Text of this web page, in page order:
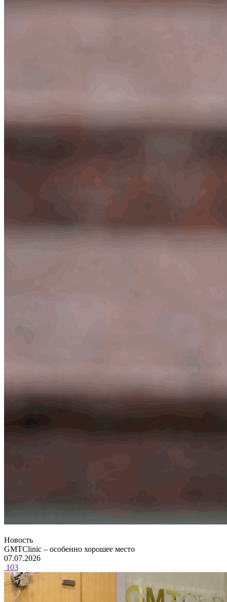
Новость
GMTClinic – особенно хорошее место
07.07.2026
103